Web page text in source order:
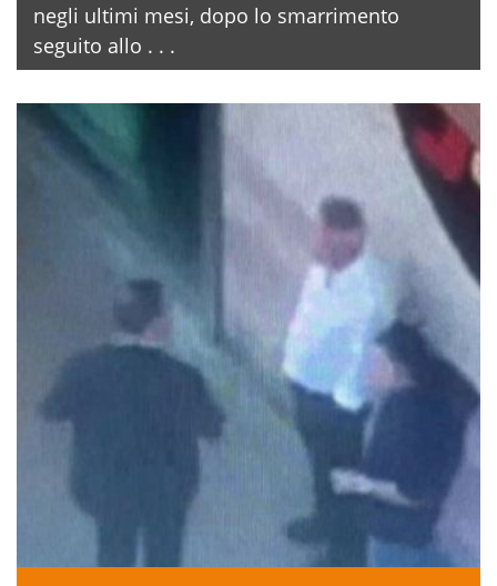
negli ultimi mesi, dopo lo smarrimento
seguito allo . . .